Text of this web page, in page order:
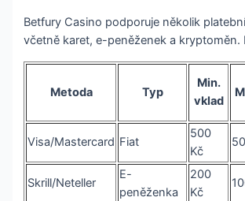
Betfury Casino podporuje několik
včetně karet, e-peněženek a kryptoměn.
Metoda Typ
Min.
vklad
Visa/Mastercard Fiat
500
Kč
Skrill/Neteller
E-
peněženka
200
Kč